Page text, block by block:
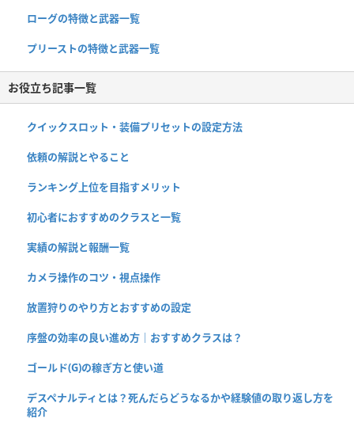
ローグの特徴と武器一覧
プリーストの特徴と武器一覧
お役立ち記事一覧
クイックスロット・装備プリセットの設定方法
依頼の解説とやること
ランキング上位を目指すメリット
初心者におすすめのクラスと一覧
実績の解説と報酬一覧
カメラ操作のコツ・視点操作
放置狩りのやり方とおすすめの設定
序盤の効率の良い進め方｜おすすめクラスは？
ゴールド(G)の稼ぎ方と使い道
デスペナルティとは？死んだらどうなるかや経験値の取り返し方を
紹介